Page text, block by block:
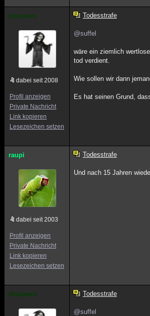
shionoro
dabei seit 2008
Profil anzeigen
Private Nachricht
Link kopieren
Lesezeichen setzen
Todesstrafe
@suffel
wäre ein ziemlich
tod verdient.
Wie sollen wir dann
Es hat seinen Grund,
raupi
dabei seit 2003
Profil anzeigen
Private Nachricht
Link kopieren
Lesezeichen setzen
Todesstrafe
Und nach 15 Jahren
shionoro Todesstrafe
@suffel